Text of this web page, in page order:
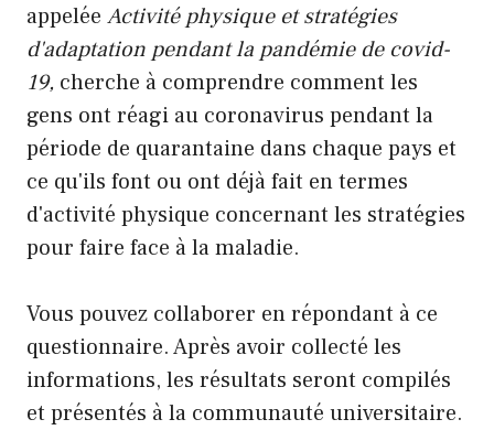
appelée Activité physique et stratégies
d'adaptation pendant la pandémie de covid-
19, cherche à comprendre comment les
gens ont réagi au coronavirus pendant la
période de quarantaine dans chaque pays et
ce qu'ils font ou ont déjà fait en termes
d'activité physique concernant les stratégies
pour faire face à la maladie.
Vous pouvez collaborer en répondant à ce
questionnaire. Après avoir collecté les
informations, les résultats seront compilés
et présentés à la communauté universitaire.